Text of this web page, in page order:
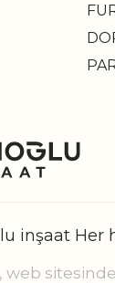
inşaat Her